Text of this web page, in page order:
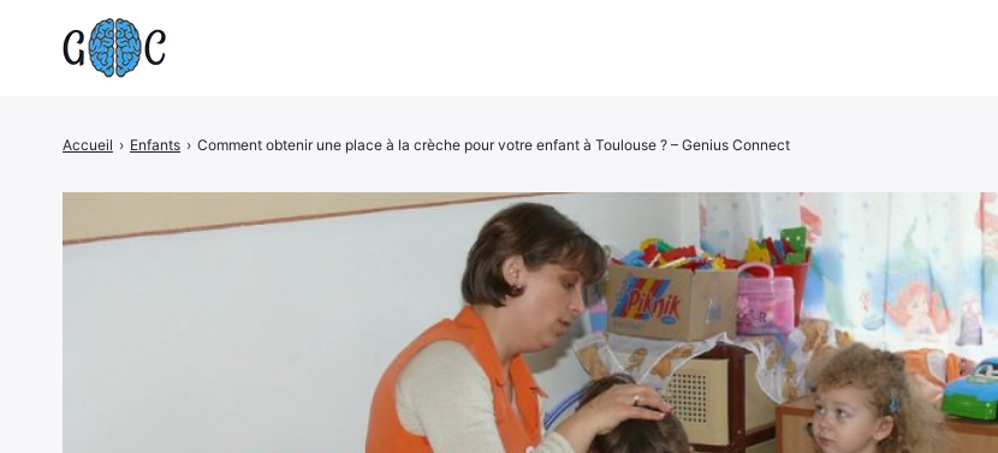
Accueil › Enfants › Comment obtenir une place à la crèche pour votre enfant à Toulouse ? – Genius Connect
Rechercher